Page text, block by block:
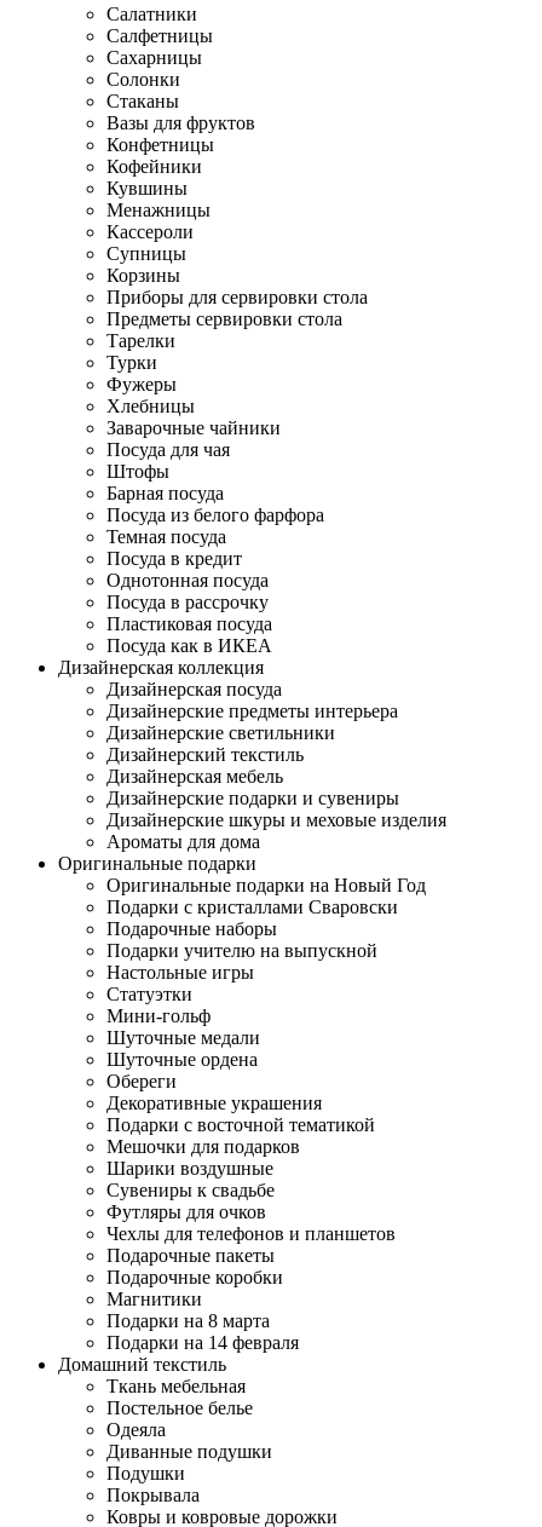
Салатники
Салфетницы
Сахарницы
Солонки
Стаканы
Вазы для фруктов
Конфетницы
Кофейники
Кувшины
Менажницы
Кассероли
Супницы
Корзины
Приборы для сервировки стола
Предметы сервировки стола
Тарелки
Турки
Фужеры
Хлебницы
Заварочные чайники
Посуда для чая
Штофы
Барная посуда
Посуда из белого фарфора
Темная посуда
Посуда в кредит
Однотонная посуда
Посуда в рассрочку
Пластиковая посуда
Посуда как в ИКЕА
Дизайнерская коллекция
Дизайнерская посуда
Дизайнерские предметы интерьера
Дизайнерские светильники
Дизайнерский текстиль
Дизайнерская мебель
Дизайнерские подарки и сувениры
Дизайнерские шкуры и меховые изделия
Ароматы для дома
Оригинальные подарки
Оригинальные подарки на Новый Год
Подарки с кристаллами Сваровски
Подарочные наборы
Подарки учителю на выпускной
Настольные игры
Статуэтки
Мини-гольф
Шуточные медали
Шуточные ордена
Обереги
Декоративные украшения
Подарки с восточной тематикой
Мешочки для подарков
Шарики воздушные
Сувениры к свадьбе
Футляры для очков
Чехлы для телефонов и планшетов
Подарочные пакеты
Подарочные коробки
Магнитики
Подарки на 8 марта
Подарки на 14 февраля
Домашний текстиль
Ткань мебельная
Постельное белье
Одеяла
Диванные подушки
Подушки
Покрывала
Ковры и ковровые дорожки